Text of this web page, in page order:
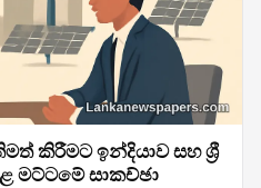
කිරීමට ඉන්දියාව සහ ශ්‍රී
මට්ටමේ සාකච්ඡා